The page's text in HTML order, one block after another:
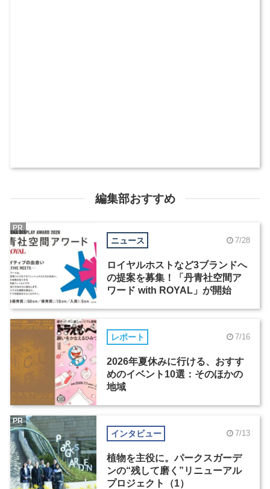
編集部おすすめ
ニュース 7/28
ロイヤルホストなど3ブランドへ
の提案を募集！「丹青社空間ア
ワード with ROYAL」が開始
PR
レポート 7/16
2026年夏休みに行ける、おすす
めのイベント10選：そのほかの
地域
インタビュー 7/13
植物を主役に。パークスガーデ
ンの“残して磨く”リニューアル
プロジェクト（1）
PR